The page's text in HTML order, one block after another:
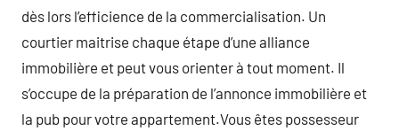
dès lors l’efficience de la commercialisation. Un
courtier maitrise chaque étape d’une alliance
immobilière et peut vous orienter à tout moment. Il
s’occupe de la préparation de l’annonce immobilière et
la pub pour votre appartement.Vous êtes possesseur